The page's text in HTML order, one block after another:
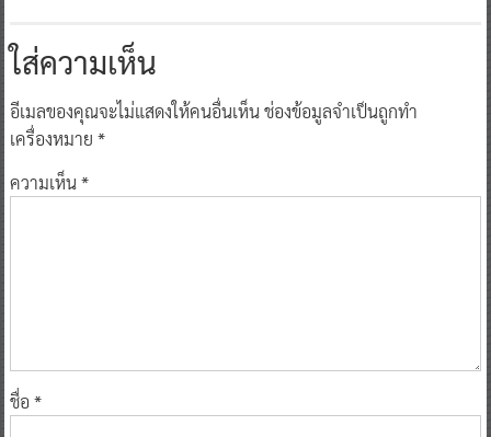
ใส่ความเห็น
อีเมลของคุณจะไม่แสดงให้คนอื่นเห็นช่องข้อมูลจำเป็นถูกทำ
เครื่องหมาย *
ความเห็น*
ชื่อ *